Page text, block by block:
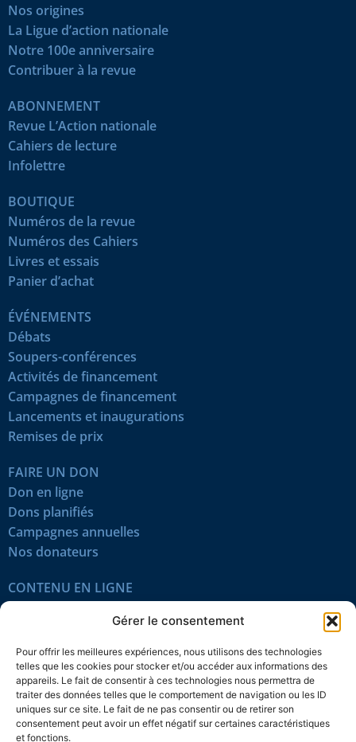
Gérer le consentement
Pour offrir les meilleures expériences, nous utilisons des technologies
telles que les cookies pour stocker et/ou accéder aux informations des
appareils. Le fait de consentir à ces technologies nous permettra de
traiter des données telles que le comportement de navigation ou les ID
uniques sur ce site. Le fait de ne pas consentir ou de retirer son
consentement peut avoir un effet négatif sur certaines caractéristiques
et fonctions.
Nos origines
La Ligue d’action nationale
Notre 100e anniversaire
Contribuer à la revue
ABONNEMENT
Revue L’Action nationale
Cahiers de lecture
Infolettre
BOUTIQUE
Numéros de la revue
Numéros des Cahiers
Livres et essais
Panier d’achat
ÉVÉNEMENTS
Débats
Soupers-conférences
Activités de financement
Campagnes de financement
Lancements et inaugurations
Remises de prix
FAIRE UN DON
Don en ligne
Dons planifiés
Campagnes annuelles
Nos donateurs
CONTENU EN LIGNE
Tous les articles
Œuvres du mois
En vidéo
SUIVEZ-NOUS